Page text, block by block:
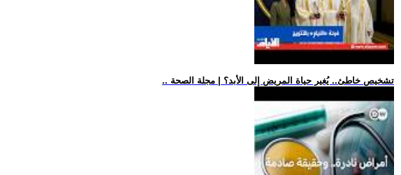
.. تشخيص خاطئ.. يُغير حياة المريض إلى الأبد؟ | مجلة الصحة